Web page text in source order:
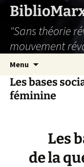
Aller
contenu
"Sans théorie
mouvement
Menu
Les bases
féminine
Les
de la